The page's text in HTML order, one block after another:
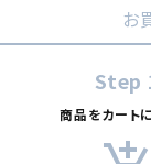
お
Step
商品をカート